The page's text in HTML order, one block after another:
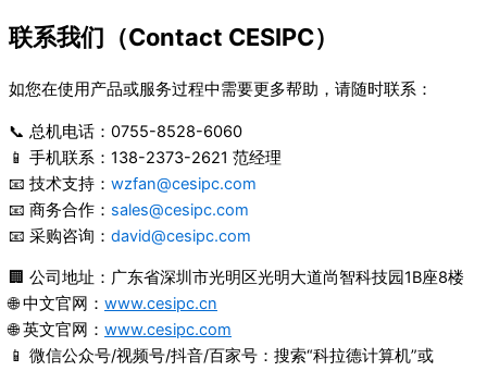
联系我们（Contact CESIPC）
如您在使用产品或服务过程中需要更多帮助，请随时联系：
📞 总机电话：0755-8528-6060
📱 手机联系：138-2373-2621 范经理
📧 技术支持： wzfan@cesipc.com
📧 商务合作： sales@cesipc.com
📧 采购咨询： david@cesipc.com
🏢 公司地址：广东省深圳市光明区光明大道尚智科技园1B座8楼
🌐 中文官网： www.cesipc.cn
🌐 英文官网： www.cesipc.com
📱 微信公众号/视频号/抖音/百家号：搜索“科拉德计算机”或